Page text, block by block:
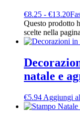
€8.25 - €13.20
Questo prodotto
scelte nella
natale e
€5.94 Aggiungi